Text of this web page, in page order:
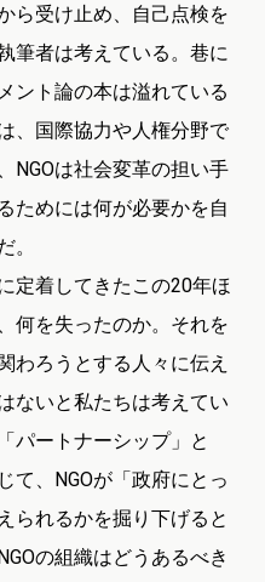
ら受け止め、自己点検を
筆者は考えている。巷に
ント論の本は溢れている
、国際協力や人権分野で
NGOは社会変革の担い手
ためには何が必要かを自
。
定着してきたこの20年ほ
何を失ったのか。それを
わろうとする人々に伝え
ないと私たちは考えてい
パートナーシップ」と
て、NGOが「政府にとっ
られるかを掘り下げると
の組織はどうあるべき